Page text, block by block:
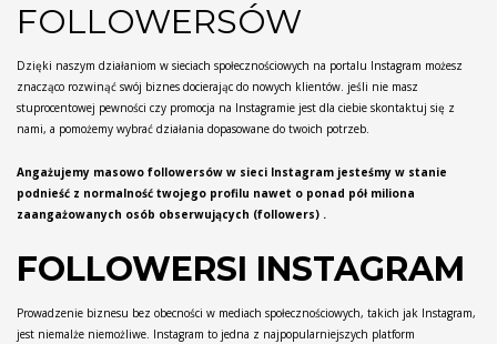
FOLLOWERSÓW
Dzięki naszym działaniom w sieciach społecznościowych na portalu Instagram możesz
znacząco rozwinąć swój biznes docierając do nowych klientów. jeśli nie masz
stuprocentowej pewności czy promocja na Instagramie jest dla ciebie skontaktuj się z
nami, a pomożemy wybrać działania dopasowane do twoich potrzeb.
Angażujemy masowo followersów w sieci Instagram jesteśmy w stanie
podnieść z normalność twojego profilu nawet o ponad pół miliona
zaangażowanych osób obserwujących (followers) .
FOLLOWERSI INSTAGRAM
Prowadzenie biznesu bez obecności w mediach społecznościowych, takich jak Instagram,
jest niemalże niemożliwe. Instagram to jedna z najpopularniejszych platform